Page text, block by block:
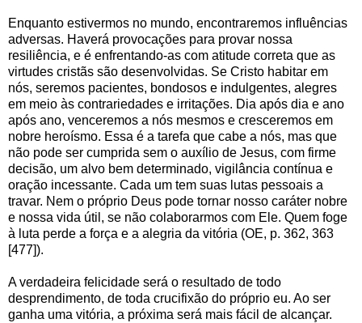
Enquanto estivermos no mundo, encontraremos influências
adversas. Haverá provocações para provar nossa
resiliência, e é enfrentando-as com atitude correta que as
virtudes cristãs são desenvolvidas. Se Cristo habitar em
nós, seremos pacientes, bondosos e indulgentes, alegres
em meio às contrariedades e irritações. Dia após dia e ano
após ano, venceremos a nós mesmos e cresceremos em
nobre heroísmo. Essa é a tarefa que cabe a nós, mas que
não pode ser cumprida sem o auxílio de Jesus, com firme
decisão, um alvo bem determinado, vigilância contínua e
oração incessante. Cada um tem suas lutas pessoais a
travar. Nem o próprio Deus pode tornar nosso caráter nobre
e nossa vida útil, se não colaborarmos com Ele. Quem foge
à luta perde a força e a alegria da vitória (OE, p. 362, 363
[477]).
A verdadeira felicidade será o resultado de todo
desprendimento, de toda crucifixão do próprio eu. Ao ser
ganha uma vitória, a próxima será mais fácil de alcançar.